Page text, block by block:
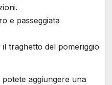
e passeggiata
traghetto del pomeriggio
aggiungere una